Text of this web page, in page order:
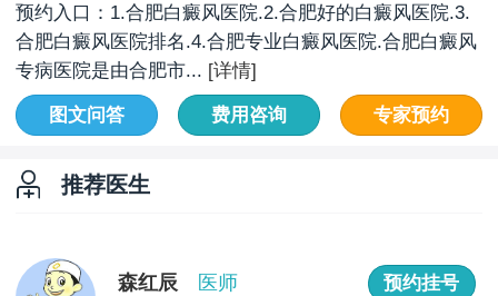
预约入口：1.合肥白癜风医院.2.合肥好的白癜风医院.3.
合肥白癜风医院排名.4.合肥专业白癜风医院.合肥白癜风
专病医院是由合肥市... [详情]
图文问答 费用咨询 专家预约
推荐医生
森红辰 医师
预约挂号